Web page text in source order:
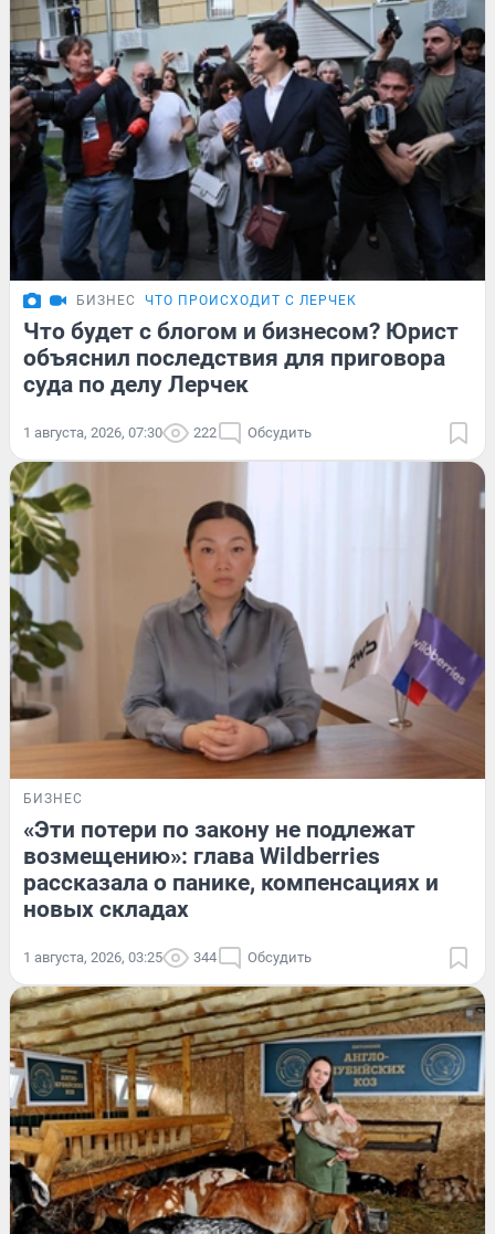
БИЗНЕС ЧТО ПРОИСХОДИТ С ЛЕРЧЕК
Что будет с блогом и бизнесом? Юрист
объяснил последствия для приговора
суда по делу Лерчек
1 августа, 2026, 07:30 222 Обсудить
БИЗНЕС
«Эти потери по закону не подлежат
возмещению»: глава Wildberries
рассказала о панике, компенсациях и
новых складах
1 августа, 2026, 03:25 344 Обсудить